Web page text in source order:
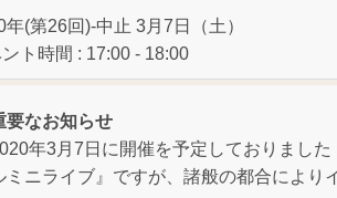
年(第26回)-中止 3月7日（土）
ト時間 : 17:00 - 18:00
要なお知らせ
年3月7日に開催を予定しておりまし
ミニライブ』ですが、諸般の都合により